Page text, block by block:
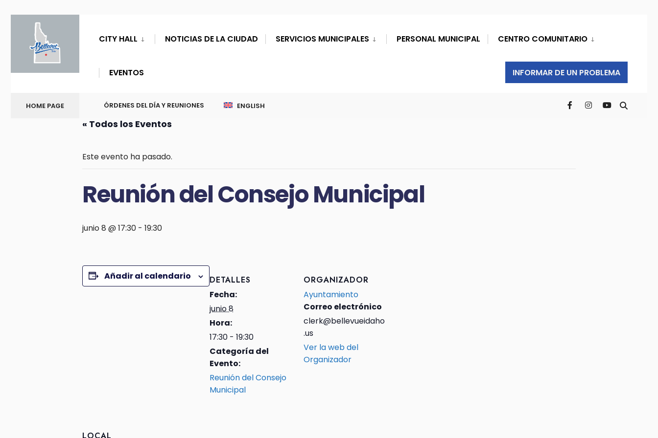
CITY HALL NOTICIAS DE LA CIUDAD SERVICIOS MUNICIPALES PERSONAL MUNICIPAL CENTRO COMUNITARIO
EVENTOS INFORMAR DE UN PROBLEMA
HOME PAGE ÓRDENES DEL DÍA Y REUNIONES ENGLISH
« Todos los Eventos
Este evento ha pasado.
Reunión del Consejo Municipal
junio 8 @ 17:30 - 19:30
Añadir al calendario
DETALLES
Fecha:
junio 8
Hora:
17:30 - 19:30
Categoría del
Evento:
Reunión del Consejo
Municipal
ORGANIZADOR
Ayuntamiento
Correo electrónico
clerk@bellevueidaho
.us
Ver la web del
Organizador